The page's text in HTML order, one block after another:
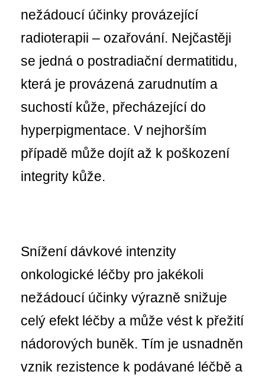
nežádoucí účinky provázející
radioterapii – ozařování. Nejčastěji
se jedná o postradiační dermatitidu,
která je provázená zarudnutím a
suchostí kůže, přecházející do
hyperpigmentace. V nejhorším
případě může dojít až k poškození
integrity kůže.
Snížení dávkové intenzity
onkologické léčby pro jakékoli
nežádoucí účinky výrazně snižuje
celý efekt léčby a může vést k přežití
nádorových buněk. Tím je usnadněn
vznik rezistence k podávané léčbě a